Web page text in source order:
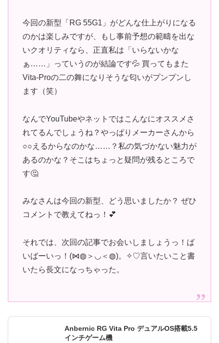
今回の新型「RG 55G1」がどんな仕上がりになる
のかは楽しみですが、もし事前予想の範疇を出な
いクオリティなら、正直私は「いらないかな
ぁ……」っていうのが結論です💦 買ってもまた
Vita-Proの二の舞になりそうな匂いがプンプンし
ます（笑）
なんでYouTubeやネットではこんなにオススメさ
れてるんでしょうね？やっぱりメーカーさんから
○○えるからなのかな……？私の気づかない魅力が
あるのかな？そこはちょっと疑問が残るところで
す🤔
みなさんは今回の新型、どう思いましたか？ ぜひ
コメントで教えてねっ！💕
それでは、次回の記事でお会いしましょうっ！ば
いばーいっ！(⋈◍＞◡＜◍)。✧♡言いたいこと書
いたら長文になっちゃった。
Anbernic RG Vita Pro デュアルOS搭載5.5
インチゲーム機